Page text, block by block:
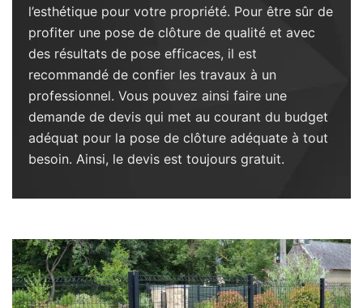
l’esthétique pour votre propriété. Pour être sûr de
profiter une pose de clôture de qualité et avec
des résultats de pose efficaces, il est
recommandé de confier les travaux à un
professionnel. Vous pouvez ainsi faire une
demande de devis qui met au courant du budget
adéquat pour la pose de clôture adéquate à tout
besoin. Ainsi, le devis est toujours gratuit.